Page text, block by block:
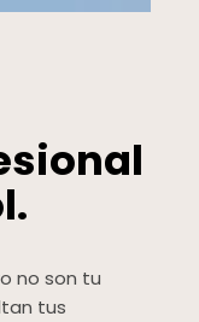
no son tu
tus